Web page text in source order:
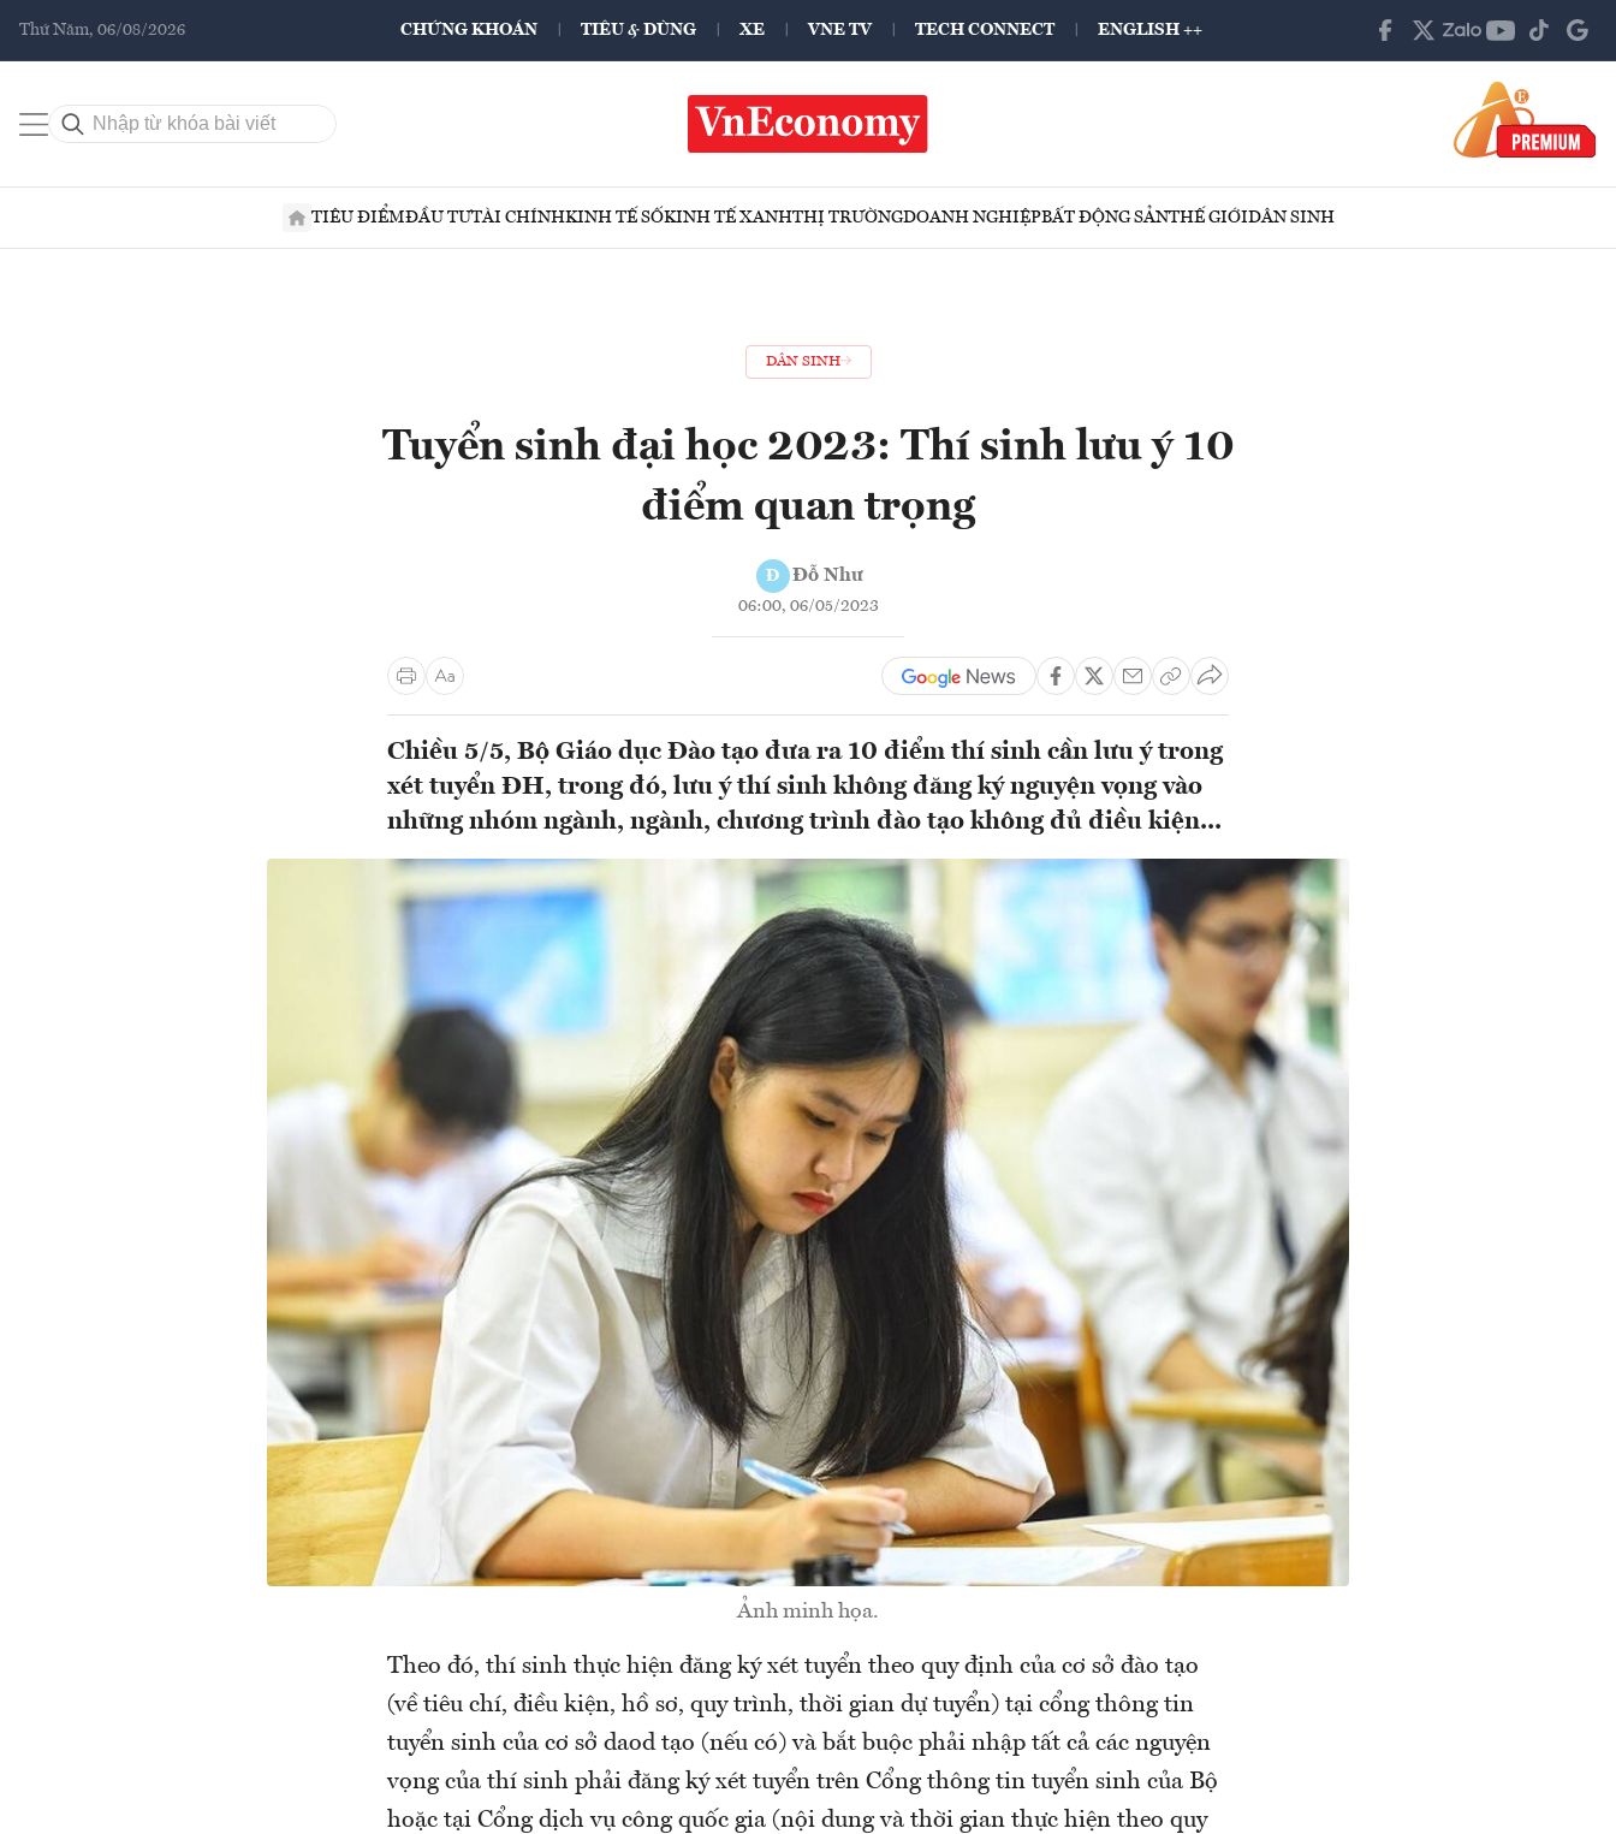
Thứ Năm, 06/08/2026 CHỨNG KHOÁN TIÊU & DÙNG XE VNE TV TECH CONNECT ENGLISH ++
TIÊU ĐIỂMĐẦU TƯTÀI CHÍNHKINH TẾ SỐKINH TẾ XANHTHỊ TRƯỜNGDOANH NGHIỆPBẤT ĐỘNG SẢNTHẾ GIỚIDÂN SINH
DÂN SINH
Tuyển sinh đại học 2023: Thí sinh lưu ý 10
điểm quan trọng
Đ Đỗ Như
06:00, 06/05/2023
Chiều 5/5, Bộ Giáo dục Đào tạo đưa ra 10 điểm thí sinh cần lưu ý trong
xét tuyển ĐH, trong đó, lưu ý thí sinh không đăng ký nguyện vọng vào
những nhóm ngành, ngành, chương trình đào tạo không đủ điều kiện...
Ảnh minh họa.
Theo đó, thí sinh thực hiện đăng ký xét tuyển theo quy định của cơ sở đào tạo
(về tiêu chí, điều kiện, hồ sơ, quy trình, thời gian dự tuyển) tại cổng thông tin
tuyển sinh của cơ sở daod tạo (nếu có) và bắt buộc phải nhập tất cả các nguyện
vọng của thí sinh phải đăng ký xét tuyển trên Cổng thông tin tuyển sinh của Bộ
hoặc tại Cổng dịch vụ công quốc gia (nội dung và thời gian thực hiện theo quy